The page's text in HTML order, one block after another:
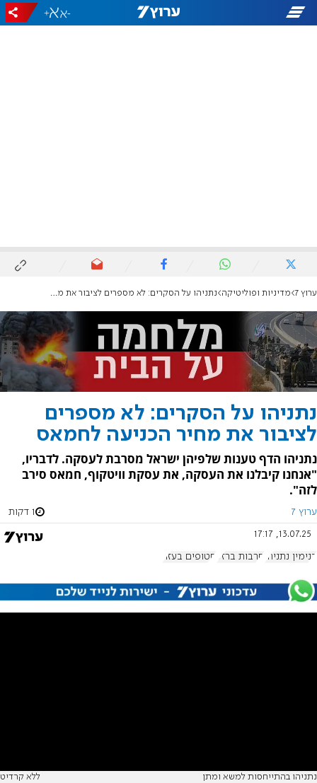
-
+
ערוץ 7 מדיניות ופוליטיקה נתניהו על הסקרים: לא מספרים לציבור את מחיר הכניעה לחמאס
נתניהו על הסקרים: לא מספרים
לציבור את מחיר הכניעה לחמאס
נתניהו הדף טענות שלפיהן ישראל מסרבת לעסקה. לדבריו,
"אנחנו קיבלנו את העסקה, את עסקת וויטקוף, חמאס סירב
לזה".
ערוץ 7 1 דקות
13.07.25, 17:17
בנימין נתניהו חרבות ברזל חטופים בעזה
נתניהו בהתייחסות למשא ומתן ללא קרדיט